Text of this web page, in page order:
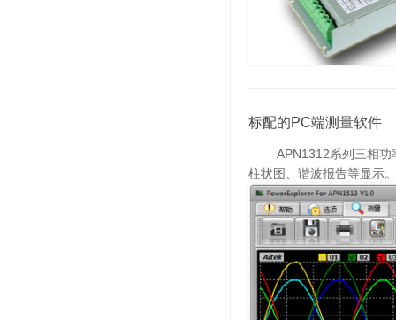
标配的PC端测量软件
APN1312系列三相功率
柱状图、谐波报告等显示。